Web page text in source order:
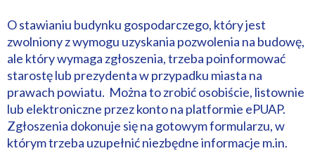
O stawianiu budynku gospodarczego, który jest
zwolniony z wymogu uzyskania pozwolenia na budowę,
ale który wymaga zgłoszenia, trzeba poinformować
starostę lub prezydenta w przypadku miasta na
prawach powiatu. Można to zrobić osobiście, listownie
lub elektroniczne przez konto na platformie ePUAP.
Zgłoszenia dokonuje się na gotowym formularzu, w
którym trzeba uzupełnić niezbędne informacje m.in.